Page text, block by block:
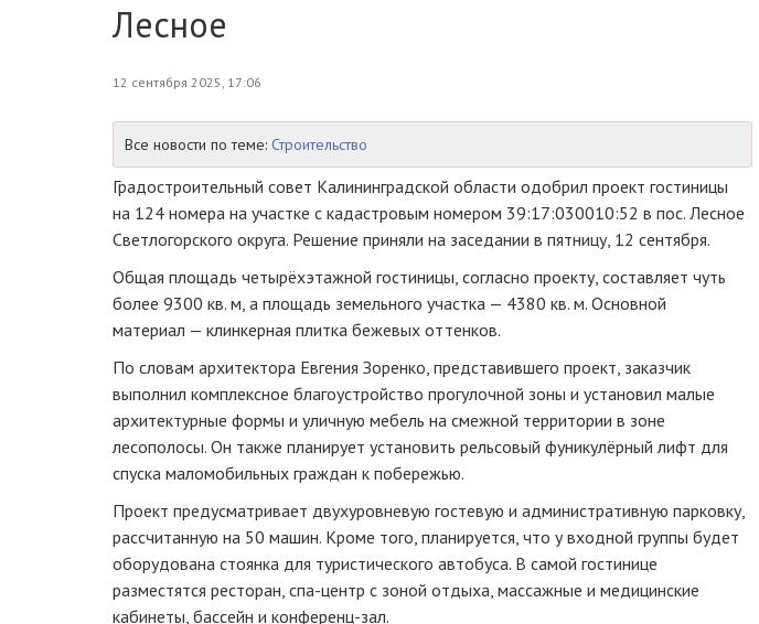
Лесное
12 сентября 2025, 17:06
Все новости по теме: Строительство
Градостроительный совет Калининградской области одобрил проект гостиницы
на 124 номера на участке с кадастровым номером 39:17:030010:52 в пос. Лесное
Светлогорского округа. Решение приняли на заседании в пятницу, 12 сентября.
Общая площадь четырёхэтажной гостиницы, согласно проекту, составляет чуть
более 9300 кв. м, а площадь земельного участка — 4380 кв. м. Основной
материал — клинкерная плитка бежевых оттенков.
По словам архитектора Евгения Зоренко, представившего проект, заказчик
выполнил комплексное благоустройство прогулочной зоны и установил малые
архитектурные формы и уличную мебель на смежной территории в зоне
лесополосы. Он также планирует установить рельсовый фуникулёрный лифт для
спуска маломобильных граждан к побережью.
Проект предусматривает двухуровневую гостевую и административную парковку,
рассчитанную на 50 машин. Кроме того, планируется, что у входной группы будет
оборудована стоянка для туристического автобуса. В самой гостинице
разместятся ресторан, спа-центр с зоной отдыха, массажные и медицинские
кабинеты, бассейн и конференц-зал.